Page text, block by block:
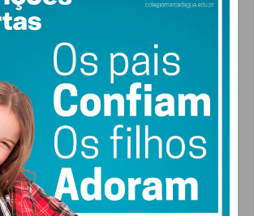
vento: 3m/s O
MAX 24 • MIN 24
30
SEG
30°
TER
31
QUA